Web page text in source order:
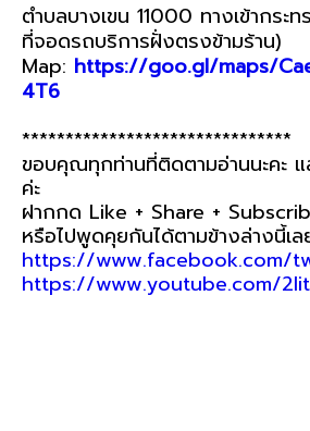
ตำบลบางเขน 11000 ทางเข้ากระ
ที่จอดรถบริการฝั่งตรงข้ามร้าน)
Map: https://goo.gl/maps/
4T6
*******************************
ขอบคุณทุกท่านที่ติดตามอ่านนะคะ
ค่ะ
ฝากกด Like + Share +
หรือไปพูดคุยกันได้ตามข้างล่างนี้เล
https://www.facebook.com/
https://www.youtube.com/